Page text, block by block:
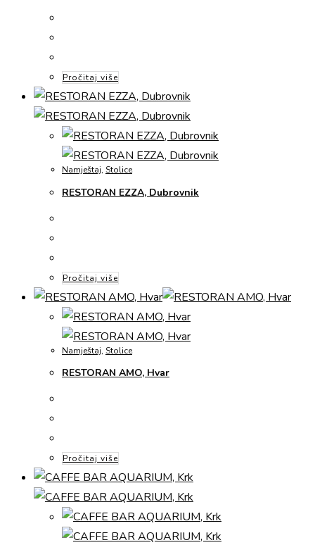
Pročitaj više
Namještaj, Stolice
RESTORAN EZZA, Dubrovnik
Pročitaj više
Namještaj, Stolice
RESTORAN AMO, Hvar
Pročitaj više